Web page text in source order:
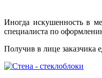
Иногда искушенность в
специалиста по
Получив в лице заказчика